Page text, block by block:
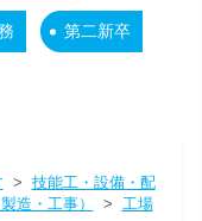
第二新卒
> 技能工・設備・配
造・工事） > 工場